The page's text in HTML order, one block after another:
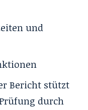
und
Bericht stützt
durch